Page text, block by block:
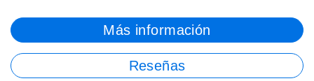
Más información
Reseñas